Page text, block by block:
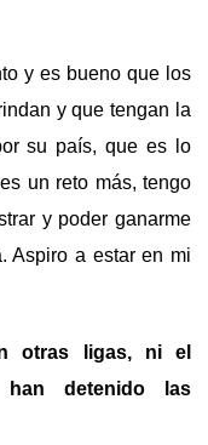
y es bueno que los
y que tengan la
su país, que es lo
un reto más, tengo
y poder ganarme
Aspiro a estar en mi
otras ligas, ni el
han detenido las